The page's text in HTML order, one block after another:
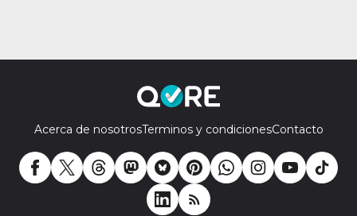
Acerca de nosotrosTerminos y condicionesContacto